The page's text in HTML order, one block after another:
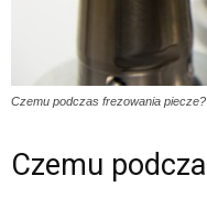
Czemu podczas frezowania piecze?
Czemu